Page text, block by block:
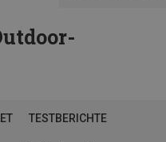
TESTBERICHTE